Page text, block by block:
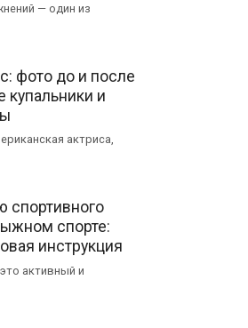
— один из
фото до и после
купальники и
актриса,
спортивного
спорте:
инструкция
активный и